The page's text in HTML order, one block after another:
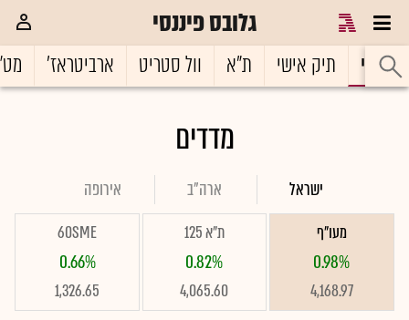
גלובס פיננסי
ראשי תיק אישי ת"א וול סטריט ארביטראז'
מדדים
ישראל ארה"ב אירופה
מעו"ף
0.98%
4,168.97
ת"א 125
0.82%
4,065.60
60SME
0.66%
1,326.65